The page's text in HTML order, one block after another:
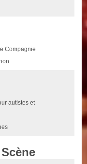
Compagnie
autistes et